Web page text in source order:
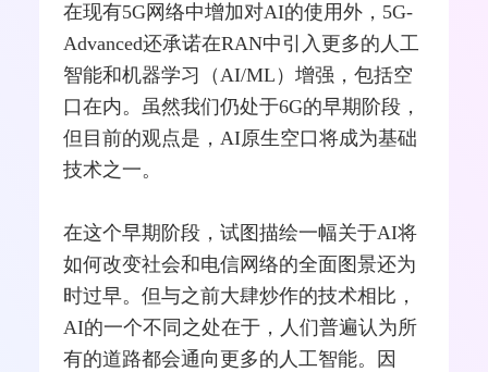
在现有5G网络中增加对AI的使用外，5G-
Advanced还承诺在RAN中引入更多的人工
智能和机器学习（AI/ML）增强，包括空
口在内。虽然我们仍处于6G的早期阶段，
但目前的观点是，AI原生空口将成为基础
技术之一。
在这个早期阶段，试图描绘一幅关于AI将
如何改变社会和电信网络的全面图景还为
时过早。但与之前大肆炒作的技术相比，
AI的一个不同之处在于，人们普遍认为所
有的道路都会通向更多的人工智能。因